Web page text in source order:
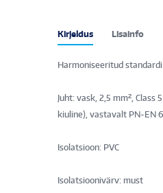
m
hind)
kogus
Kirjeldus Lisainfo
Harmoniseeritud
Juht: vask, 2,5 mm², Class
kiuline), vastavalt PN-EN
Isolatsioon: PVC
Isolatsioonivärv: must